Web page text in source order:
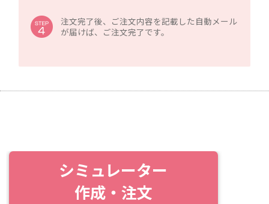
注文完了後、ご注文内容を記載した自動メール
が届けば、ご注文完了です。
シミュレーター
作成・注文